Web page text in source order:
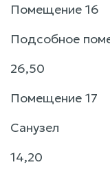
Помещение 16
Подсобное
26,50
Помещение 17
Санузел
14,20